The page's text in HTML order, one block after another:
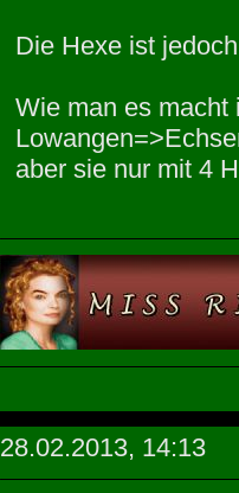
Die Hexe ist
Wie man es
aber sie nur mit 4
28.02.2013, 14:13